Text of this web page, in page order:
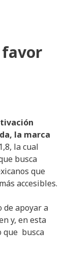
favor
la marca
la cual
busca
que
accesibles.
de apoyar a
y, en esta
que busca